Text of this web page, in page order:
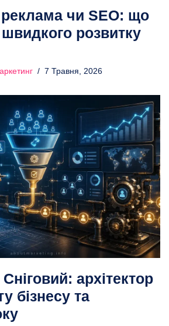
реклама чи SEO: що
розвитку
7 Травня, 2026
архітектор
бізнесу та